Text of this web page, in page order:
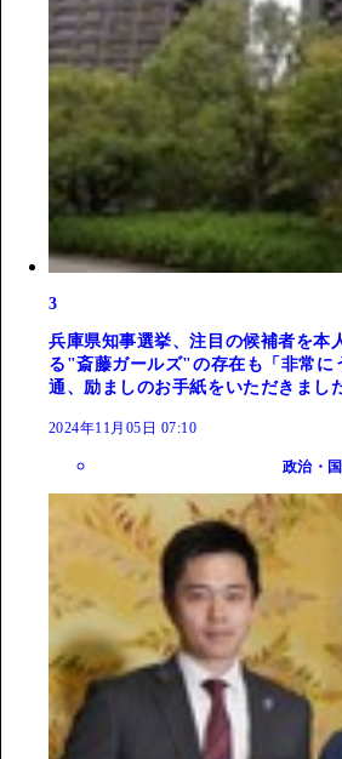
3
兵庫県知事選挙、注目の候補者を
る"斎藤ガールズ"の存在も「非常に
通、励ましのお手紙をいただきまし
2024年11月05日 07:10
政治・